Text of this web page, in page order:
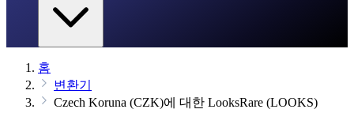
홈
변환기
Czech Koruna (CZK)에 대한 LooksRare (LOOKS)